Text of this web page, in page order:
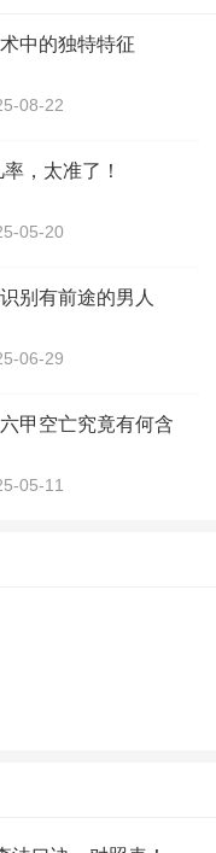
是一些关于算命在
提供一种心理寄
统文化，有其独特
世界的一种探索，
的心态去理解。在
义，但我们要理性
中的独特特征
08-22
，太准了！
05-20
别有前途的男人
06-29
甲空亡究竟有何含
05-11